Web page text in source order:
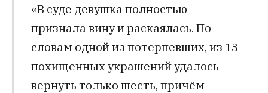
«В суде девушка полностью
признала вину и раскаялась. По
словам одной из потерпевших, из 13
похищенных украшений удалось
вернуть только шесть, причём